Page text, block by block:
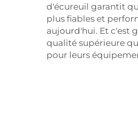
d'écureuil garantit
plus fiables et
aujourd'hui. Et c'est
qualité supérieure
pour leurs